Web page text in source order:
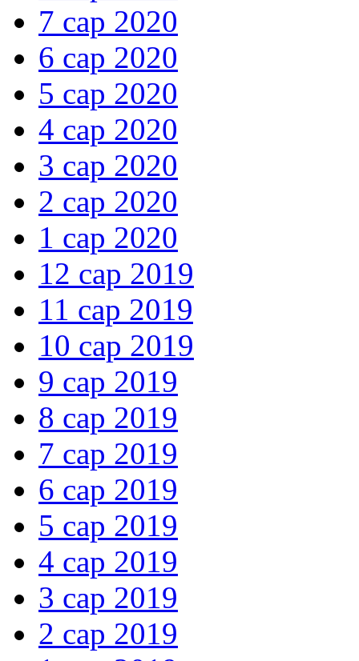
7 сар 2020
6 сар 2020
5 сар 2020
4 сар 2020
3 сар 2020
2 сар 2020
1 сар 2020
12 сар 2019
11 сар 2019
10 сар 2019
9 сар 2019
8 сар 2019
7 сар 2019
6 сар 2019
5 сар 2019
4 сар 2019
3 сар 2019
2 сар 2019